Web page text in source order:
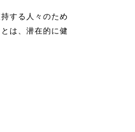
する人々のため
は、潜在的に健